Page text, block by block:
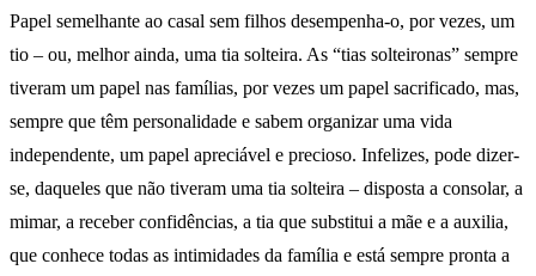
Papel semelhante ao casal sem filhos desempenha-o, por vezes, um
tio – ou, melhor ainda, uma tia solteira. As “tias solteironas” sempre
tiveram um papel nas famílias, por vezes um papel sacrificado, mas,
sempre que têm personalidade e sabem organizar uma vida
independente, um papel apreciável e precioso. Infelizes, pode dizer-
se, daqueles que não tiveram uma tia solteira – disposta a consolar, a
mimar, a receber confidências, a tia que substitui a mãe e a auxilia,
que conhece todas as intimidades da família e está sempre pronta a